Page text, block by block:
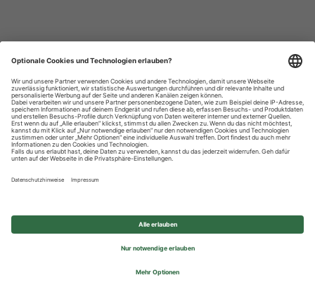
Datenschutzhinweise
Impressum
Privatsphäre-Einstellungen
© 2026 REWE Group - All rights reserved